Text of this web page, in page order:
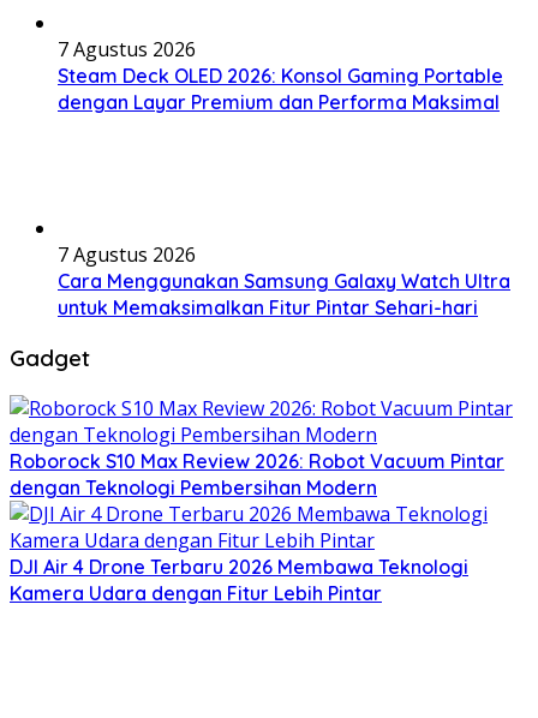
7 Agustus 2026
Steam Deck OLED 2026: Konsol Gaming Portable
dengan Layar Premium dan Performa Maksimal
7 Agustus 2026
Cara Menggunakan Samsung Galaxy Watch Ultra
untuk Memaksimalkan Fitur Pintar Sehari-hari
Gadget
Roborock S10 Max Review 2026: Robot Vacuum Pintar
dengan Teknologi Pembersihan Modern
DJI Air 4 Drone Terbaru 2026 Membawa Teknologi
Kamera Udara dengan Fitur Lebih Pintar